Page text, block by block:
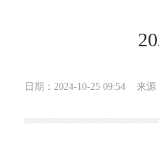
日期：2024-10-25 09:54 来源